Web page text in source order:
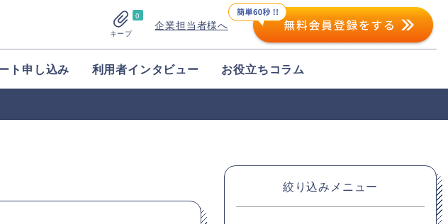
0
キープ
企業担当者様へ
ト申し込み 利用者インタビュー お役立ちコラム
絞り込みメニュー